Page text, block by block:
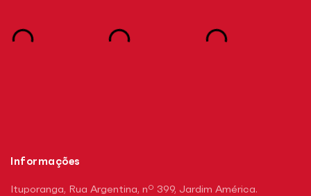
Informações
Ituporanga, Rua Argentina, nº 399, Jardim América.